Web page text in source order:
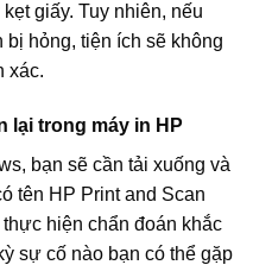
giấy. Tuy nhiên, nếu
hỏng, tiện ích sẽ không
xác.
lại trong máy in HP
bạn sẽ cần tải xuống và
tên HP Print and Scan
hiện chẩn đoán khắc
sự cố nào bạn có thể gặp